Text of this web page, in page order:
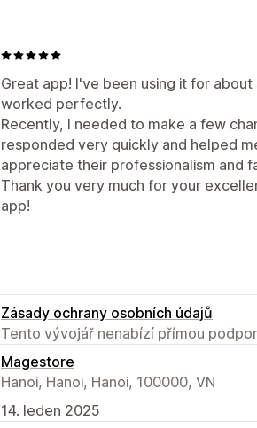
Great app! I've been using it for
worked perfectly.
Recently, I needed to make a few
responded very quickly and helped
appreciate their professionalism and
Thank you very much for your
app!
Zásady ochrany osobních údajů
Tento vývojář nenabízí přímou
Magestore
Hanoi, Hanoi, Hanoi, 100000, VN
14. leden 2025